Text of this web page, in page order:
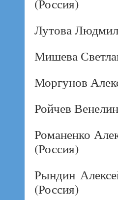
(Россия)
Лутова
Мишева
Моргунов
Ройчев
Романенко
(Россия)
Рындин
(Россия)